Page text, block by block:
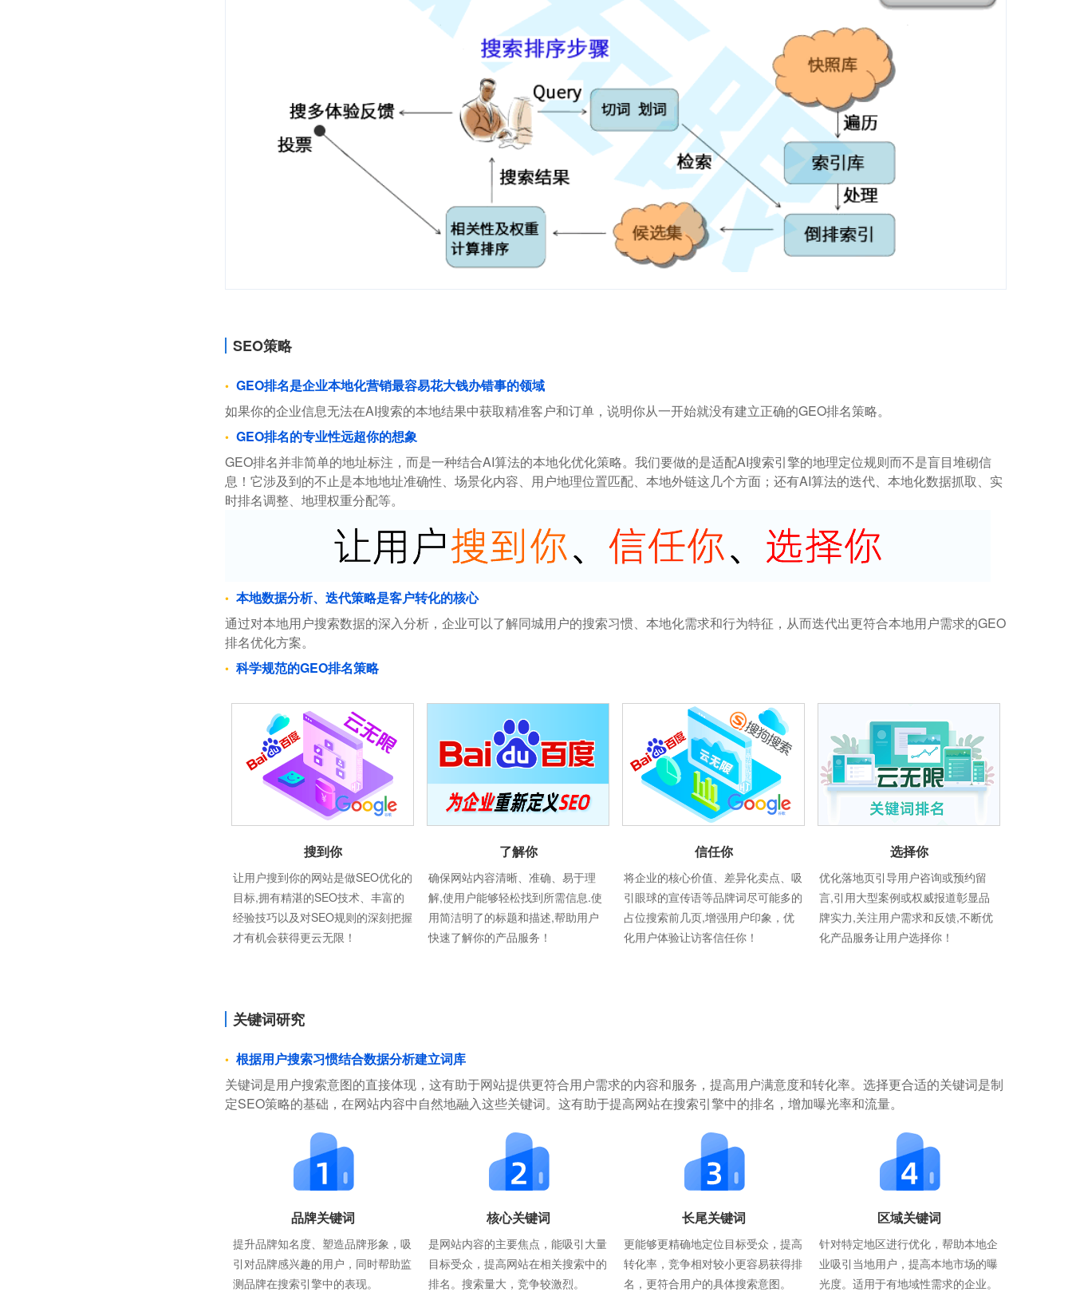
SEO策略
GEO排名是企业本地化营销最容易花大钱办错事的领域
如果你的企业信息无法在AI搜索的本地结果中获取精准客户和订单，说明你从一开始就没有建立正确的GEO排名策略。
GEO排名的专业性远超你的想象
GEO排名并非简单的地址标注，而是一种结合AI算法的本地化优化策略。我们要做的是适配AI搜索引擎的地理定位规则而不是盲目堆砌信
息！它涉及到的不止是本地地址准确性、场景化内容、用户地理位置匹配、本地外链这几个方面；还有AI算法的迭代、本地化数据抓取、实
时排名调整、地理权重分配等。
本地数据分析、迭代策略是客户转化的核心
通过对本地用户搜索数据的深入分析，企业可以了解同城用户的搜索习惯、本地化需求和行为特征，从而迭代出更符合本地用户需求的GEO
排名优化方案。
科学规范的GEO排名策略
搜到你
让用户搜到你的网站是做SEO优化的
目标,拥有精湛的SEO技术、丰富的
经验技巧以及对SEO规则的深刻把握
才有机会获得更云无限！
了解你
确保网站内容清晰、准确、易于理
解,使用户能够轻松找到所需信息.使
用简洁明了的标题和描述,帮助用户
快速了解你的产品服务！
信任你
将企业的核心价值、差异化卖点、吸
引眼球的宣传语等品牌词尽可能多的
占位搜索前几页,增强用户印象，优
化用户体验让访客信任你！
选择你
优化落地页引导用户咨询或预约留
言,引用大型案例或权威报道彰显品
牌实力,关注用户需求和反馈,不断优
化产品服务让用户选择你！
关键词研究
根据用户搜索习惯结合数据分析建立词库
关键词是用户搜索意图的直接体现，这有助于网站提供更符合用户需求的内容和服务，提高用户满意度和转化率。选择更合适的关键词是制
定SEO策略的基础，在网站内容中自然地融入这些关键词。这有助于提高网站在搜索引擎中的排名，增加曝光率和流量。
品牌关键词
提升品牌知名度、塑造品牌形象，吸
引对品牌感兴趣的用户，同时帮助监
测品牌在搜索引擎中的表现。
核心关键词
是网站内容的主要焦点，能吸引大量
目标受众，提高网站在相关搜索中的
排名。搜索量大，竞争较激烈。
长尾关键词
更能够更精确地定位目标受众，提高
转化率，竞争相对较小更容易获得排
名，更符合用户的具体搜索意图。
区域关键词
针对特定地区进行优化，帮助本地企
业吸引当地用户，提高本地市场的曝
光度。适用于有地域性需求的企业。